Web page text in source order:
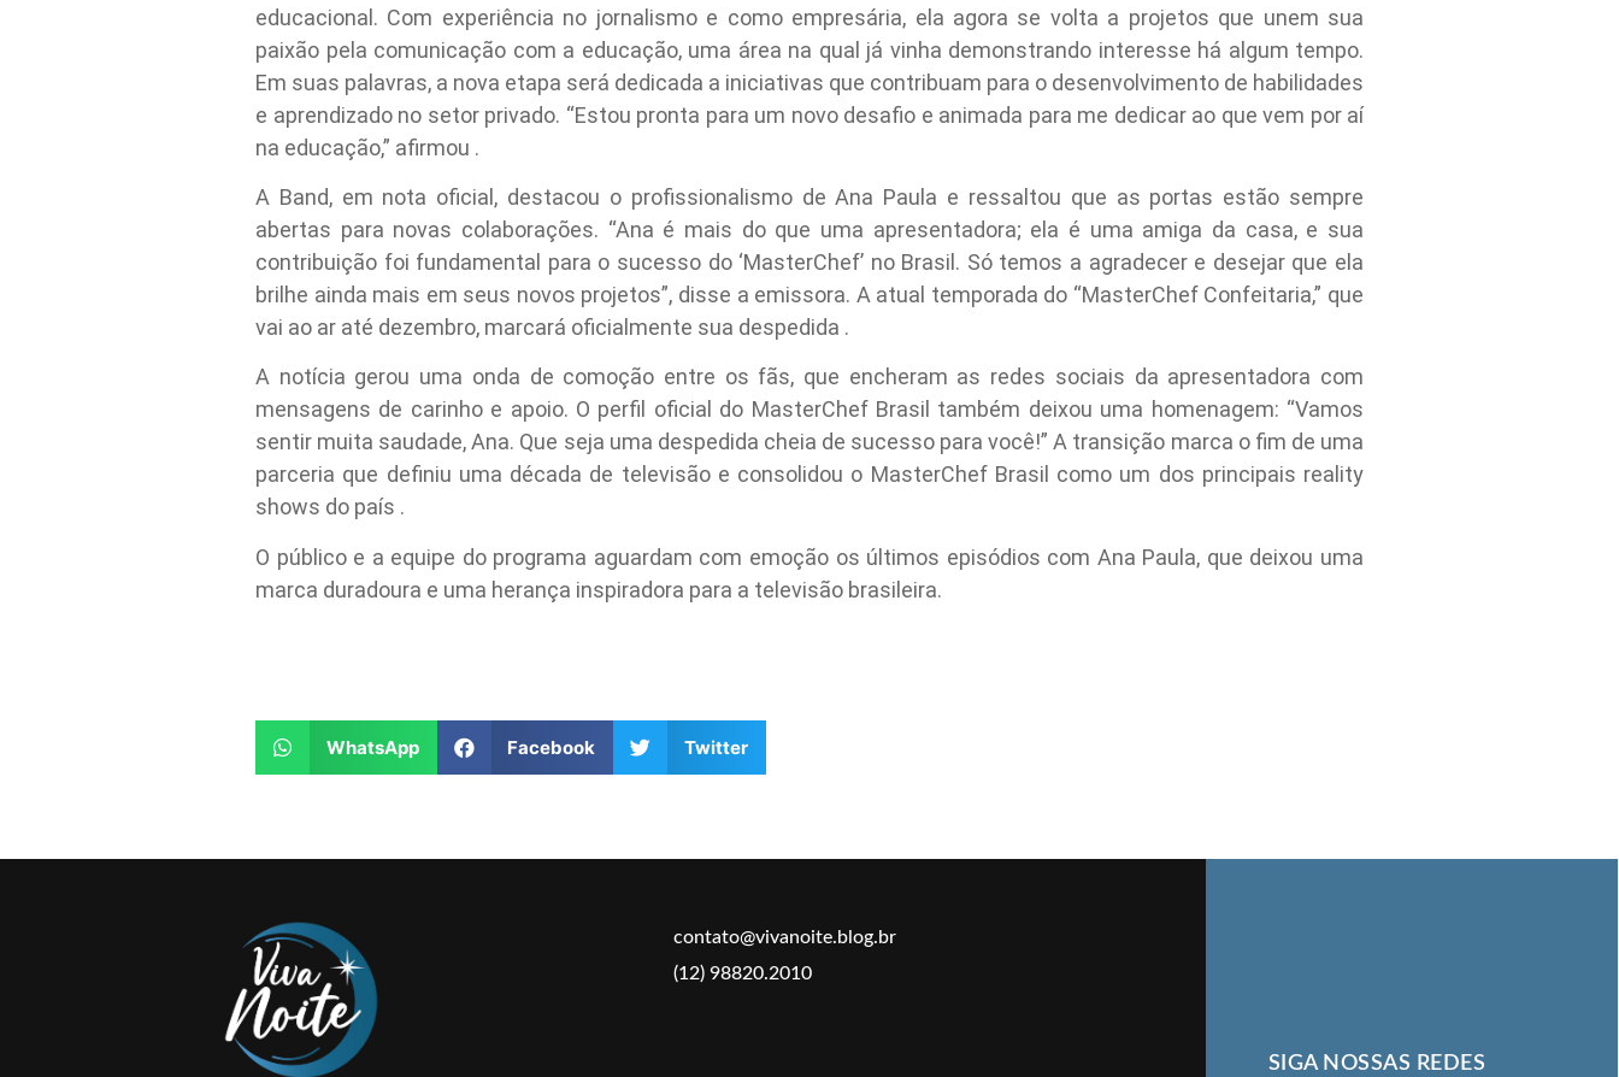
educacional. Com experiência no jornalismo e como empresária, ela agora se volta a projetos que unem sua
paixão pela comunicação com a educação, uma área na qual já vinha demonstrando interesse há algum tempo.
Em suas palavras, a nova etapa será dedicada a iniciativas que contribuam para o desenvolvimento de habilidades
e aprendizado no setor privado. “Estou pronta para um novo desafio e animada para me dedicar ao que vem por aí
na educação,” afirmou .
A Band, em nota oficial, destacou o profissionalismo de Ana Paula e ressaltou que as portas estão sempre
abertas para novas colaborações. “Ana é mais do que uma apresentadora; ela é uma amiga da casa, e sua
contribuição foi fundamental para o sucesso do ‘MasterChef’ no Brasil. Só temos a agradecer e desejar que ela
brilhe ainda mais em seus novos projetos”, disse a emissora. A atual temporada do “MasterChef Confeitaria,” que
vai ao ar até dezembro, marcará oficialmente sua despedida .
A notícia gerou uma onda de comoção entre os fãs, que encheram as redes sociais da apresentadora com
mensagens de carinho e apoio. O perfil oficial do MasterChef Brasil também deixou uma homenagem: “Vamos
sentir muita saudade, Ana. Que seja uma despedida cheia de sucesso para você!” A transição marca o fim de uma
parceria que definiu uma década de televisão e consolidou o MasterChef Brasil como um dos principais reality
shows do país .
O público e a equipe do programa aguardam com emoção os últimos episódios com Ana Paula, que deixou uma
marca duradoura e uma herança inspiradora para a televisão brasileira.
WhatsApp Facebook Twitter
contato@vivanoite.blog.br
(12) 98820.2010
SIGA NOSSAS REDES